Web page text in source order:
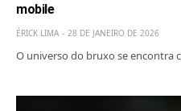
mobile
ÉRICK LIMA 28 DE JANEIRO DE 2026
O universo do bruxo se encontra